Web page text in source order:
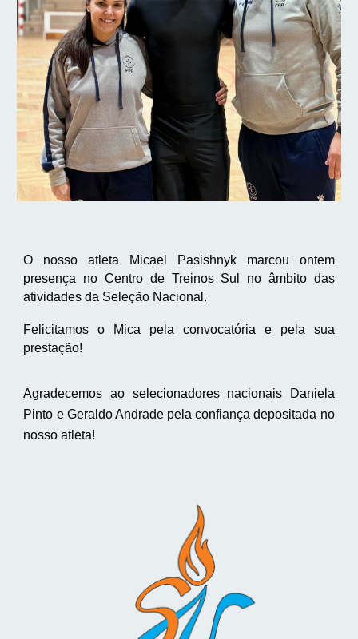
O nosso atleta Micael Pasishnyk marcou ontem
presença no Centro de Treinos Sul no âmbito das
atividades da Seleção Nacional.
Felicitamos o Mica pela convocatória e pela sua
prestação!
Agradecemos ao selecionadores nacionais Daniela
Pinto e Geraldo Andrade pela confiança depositada no
nosso atleta!